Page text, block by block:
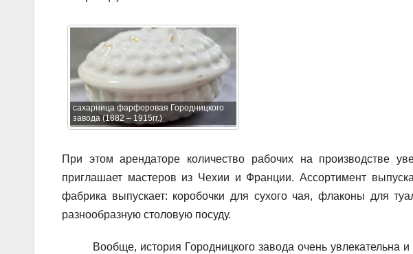
сахарница фарфоровая Городницкого
завода (1882 – 1915гг.)
При этом арендаторе количество рабочих на производстве
приглашает мастеров из Чехии и Франции. Ассортимент
фабрика выпускает: коробочки для сухого чая, флаконы для
разнообразную столовую посуду.
Вообще, история Городницкого завода очень увлекательна и